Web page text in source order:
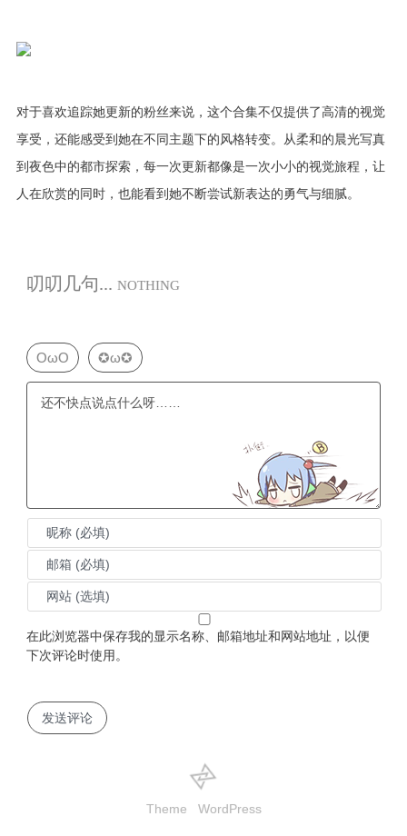
对于喜欢追踪她更新的粉丝来说，这个合集不仅提供了高清的视觉
享受，还能感受到她在不同主题下的风格转变。从柔和的晨光写真
到夜色中的都市探索，每一次更新都像是一次小小的视觉旅程，让
人在欣赏的同时，也能看到她不断尝试新表达的勇气与细腻。
叨叨几句... NOTHING
OωO ✪ω✪
在此浏览器中保存我的显示名称、邮箱地址和网站地址，以便
下次评论时使用。
Theme WordPress